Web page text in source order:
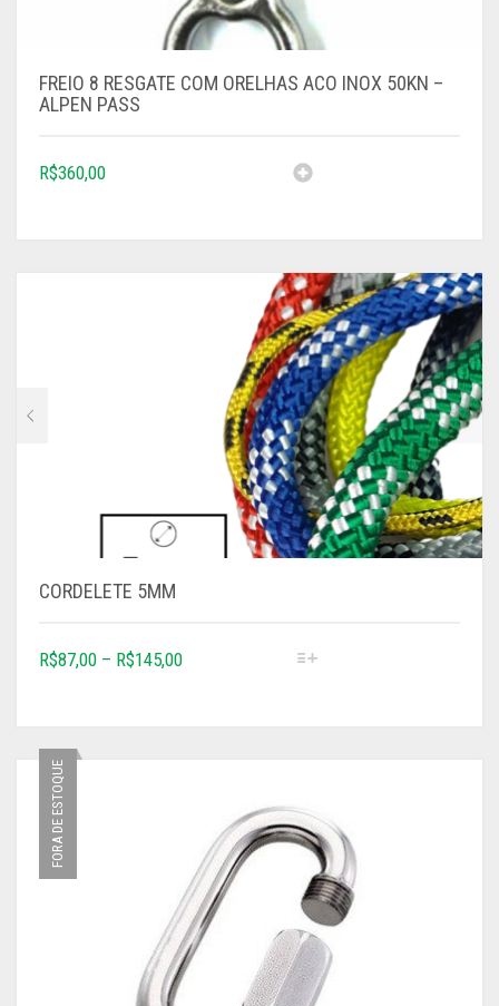
FREIO 8 RESGATE COM ORELHAS ACO INOX 50KN –
ALPEN PASS
R$360,00
CORDELETE 5MM
R$87,00 – R$145,00
FORA DE ESTOQUE